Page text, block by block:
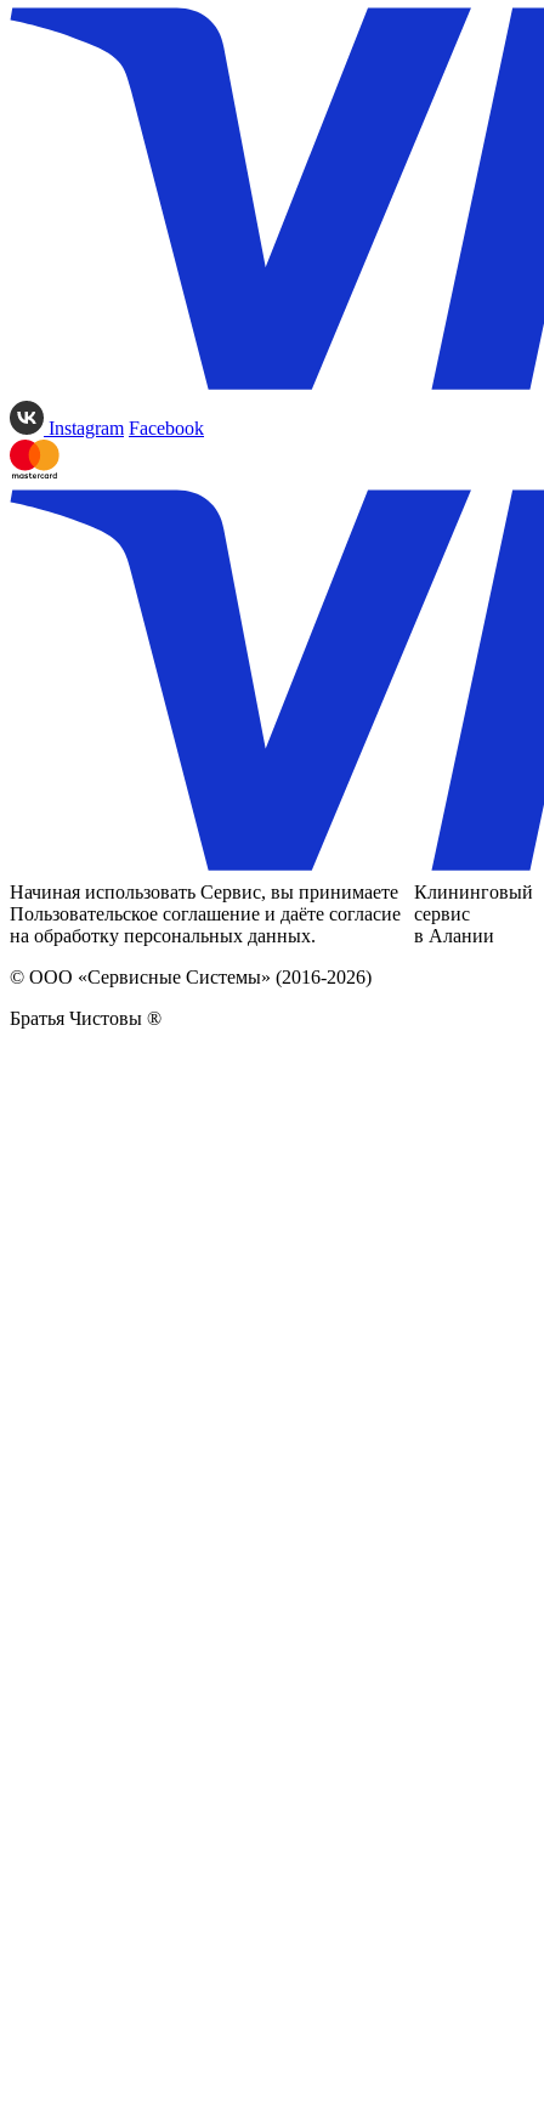
Instagram Facebook
Начиная использовать Сервис, вы принимаете
Пользовательское соглашение и даёте согласие
на обработку персональных данных.
© ООО «Сервисные Системы» (2016-2026)
Братья Чистовы ®
Клининговый
сервис
в Алании